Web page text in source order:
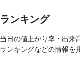
ランキング
当日の値上がり率・出来
ランキングなどの情報を